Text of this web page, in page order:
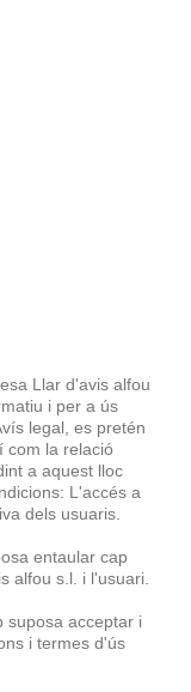
Llar d'avis alfou
i per a ús
legal, es pretén
com la relació
a aquest lloc
L'accés a
dels usuaris.
entaular cap
alfou s.l. i l'usuari.
suposa acceptar i
i termes d'ús